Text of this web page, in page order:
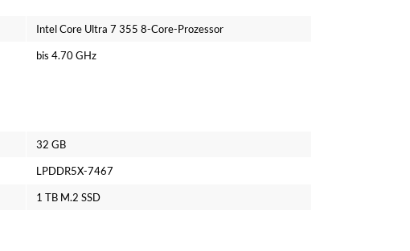
Intel Core Ultra 7 355 8-Core-Prozessor
bis 4.70 GHz
32 GB
LPDDR5X-7467
1 TB M.2 SSD